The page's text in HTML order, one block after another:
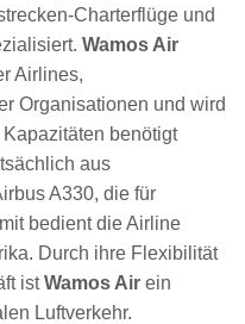
Charterflüge und
Wamos Air
Airlines,
Organisationen und wird
benötigt
aus
A330, die für
bedient die Airline
Durch ihre Flexibilität
istWamos Air ein
Luftverkehr.